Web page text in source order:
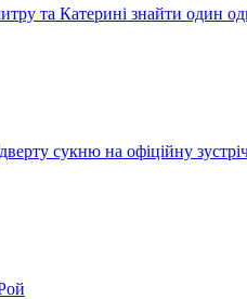
та Катерині знайти один
сукню на офіційну